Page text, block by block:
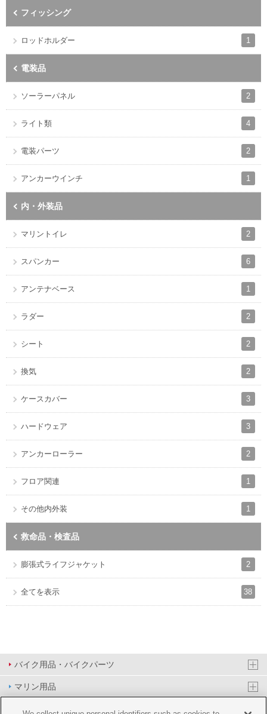
フィッシング
ロッドホルダー 1
電装品
ソーラーパネル 2
ライト類 4
電装パーツ 2
アンカーウインチ 1
内・外装品
マリントイレ 2
スパンカー 6
アンテナベース 1
ラダー 2
シート 2
換気 2
ケースカバー 3
ハードウェア 3
アンカーローラー 2
フロア関連 1
その他内外装 1
救命品・検査品
膨張式ライフジャケット 2
全てを表示 38
バイク用品・バイクパーツ
マリン用品
PAS/YPJ用品